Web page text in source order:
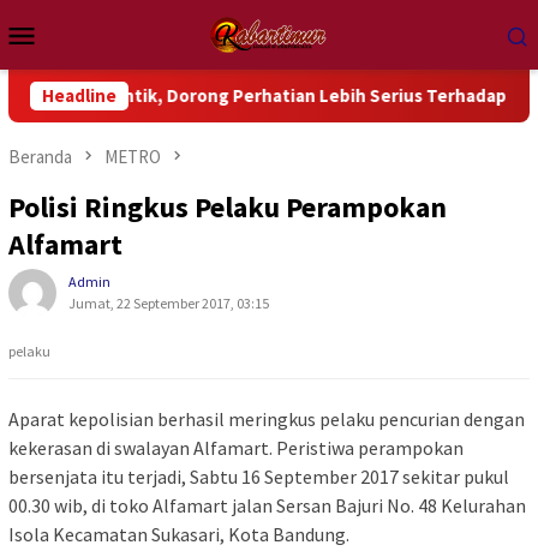
ke
kontenMobile
Headline
Dilantik, Dorong Perhatian Lebih Serius Terhadap Isu Aktual
Beranda METRO
Polisi Ringkus Pelaku Perampokan
Alfamart
Admin
Jumat, 22 September 2017, 03:15
pelaku
Aparat kepolisian berhasil meringkus pelaku pencurian dengan
kekerasan di swalayan Alfamart. Peristiwa perampokan
bersenjata itu terjadi, Sabtu 16 September 2017 sekitar pukul
00.30 wib, di toko Alfamart jalan Sersan Bajuri No. 48 Kelurahan
Isola Kecamatan Sukasari, Kota Bandung.